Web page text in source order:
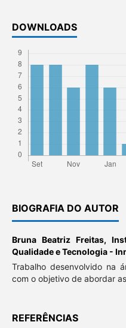
DOWNLOADS
BIOGRAFIA DO AUTOR
Bruna Beatriz Freitas,
Qualidade e Tecnologia -
Trabalho desenvolvido na
com o objetivo de abordar
REFERÊNCIAS